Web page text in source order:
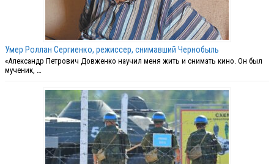
Умер Роллан Сергиенко, режиссер, снимавший Чернобыль
«Александр Петрович Довженко научил меня жить и снимать кино. Он был
мученик, …